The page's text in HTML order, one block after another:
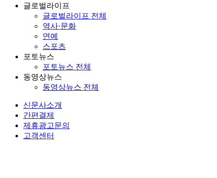
글로벌라이프
글로벌라이프 전체
역사·문화
연예
스포츠
포토뉴스
포토뉴스 전체
동영상뉴스
동영상뉴스 전체
신문사소개
간편결제
제휴광고문의
고객센터